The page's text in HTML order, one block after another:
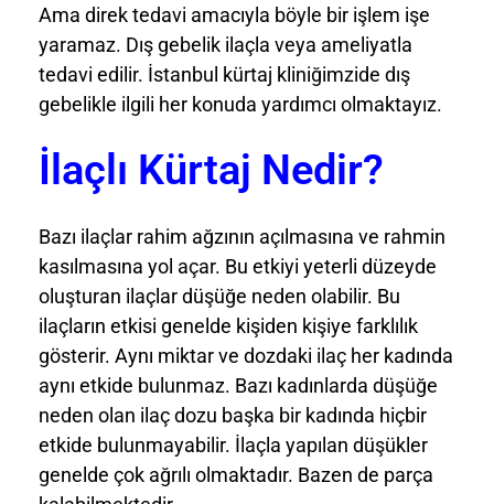
Ama direk tedavi amacıyla böyle bir işlem işe
yaramaz. Dış gebelik ilaçla veya ameliyatla
tedavi edilir. İstanbul kürtaj kliniğimzide dış
gebelikle ilgili her konuda yardımcı olmaktayız.
İlaçlı Kürtaj Nedir?
Bazı ilaçlar rahim ağzının açılmasına ve rahmin
kasılmasına yol açar. Bu etkiyi yeterli düzeyde
oluşturan ilaçlar düşüğe neden olabilir. Bu
ilaçların etkisi genelde kişiden kişiye farklılık
gösterir. Aynı miktar ve dozdaki ilaç her kadında
aynı etkide bulunmaz. Bazı kadınlarda düşüğe
neden olan ilaç dozu başka bir kadında hiçbir
etkide bulunmayabilir. İlaçla yapılan düşükler
genelde çok ağrılı olmaktadır. Bazen de parça